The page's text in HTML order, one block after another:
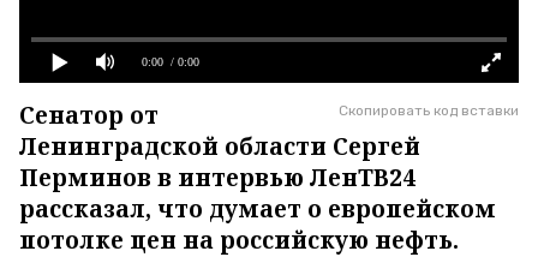
0:00 / 0:00
Скопировать код вставки
Сенатор от
Ленинградской области Сергей
Перминов в интервью ЛенТВ24
рассказал, что думает о европейском
потолке цен на российскую нефть.